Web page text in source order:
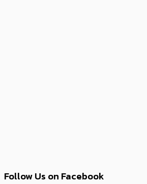
Follow Us on Facebook